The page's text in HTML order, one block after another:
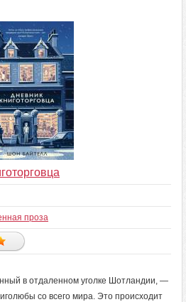
проза
в отдаленном уголке Шотландии, —
со всего мира. Это происходит